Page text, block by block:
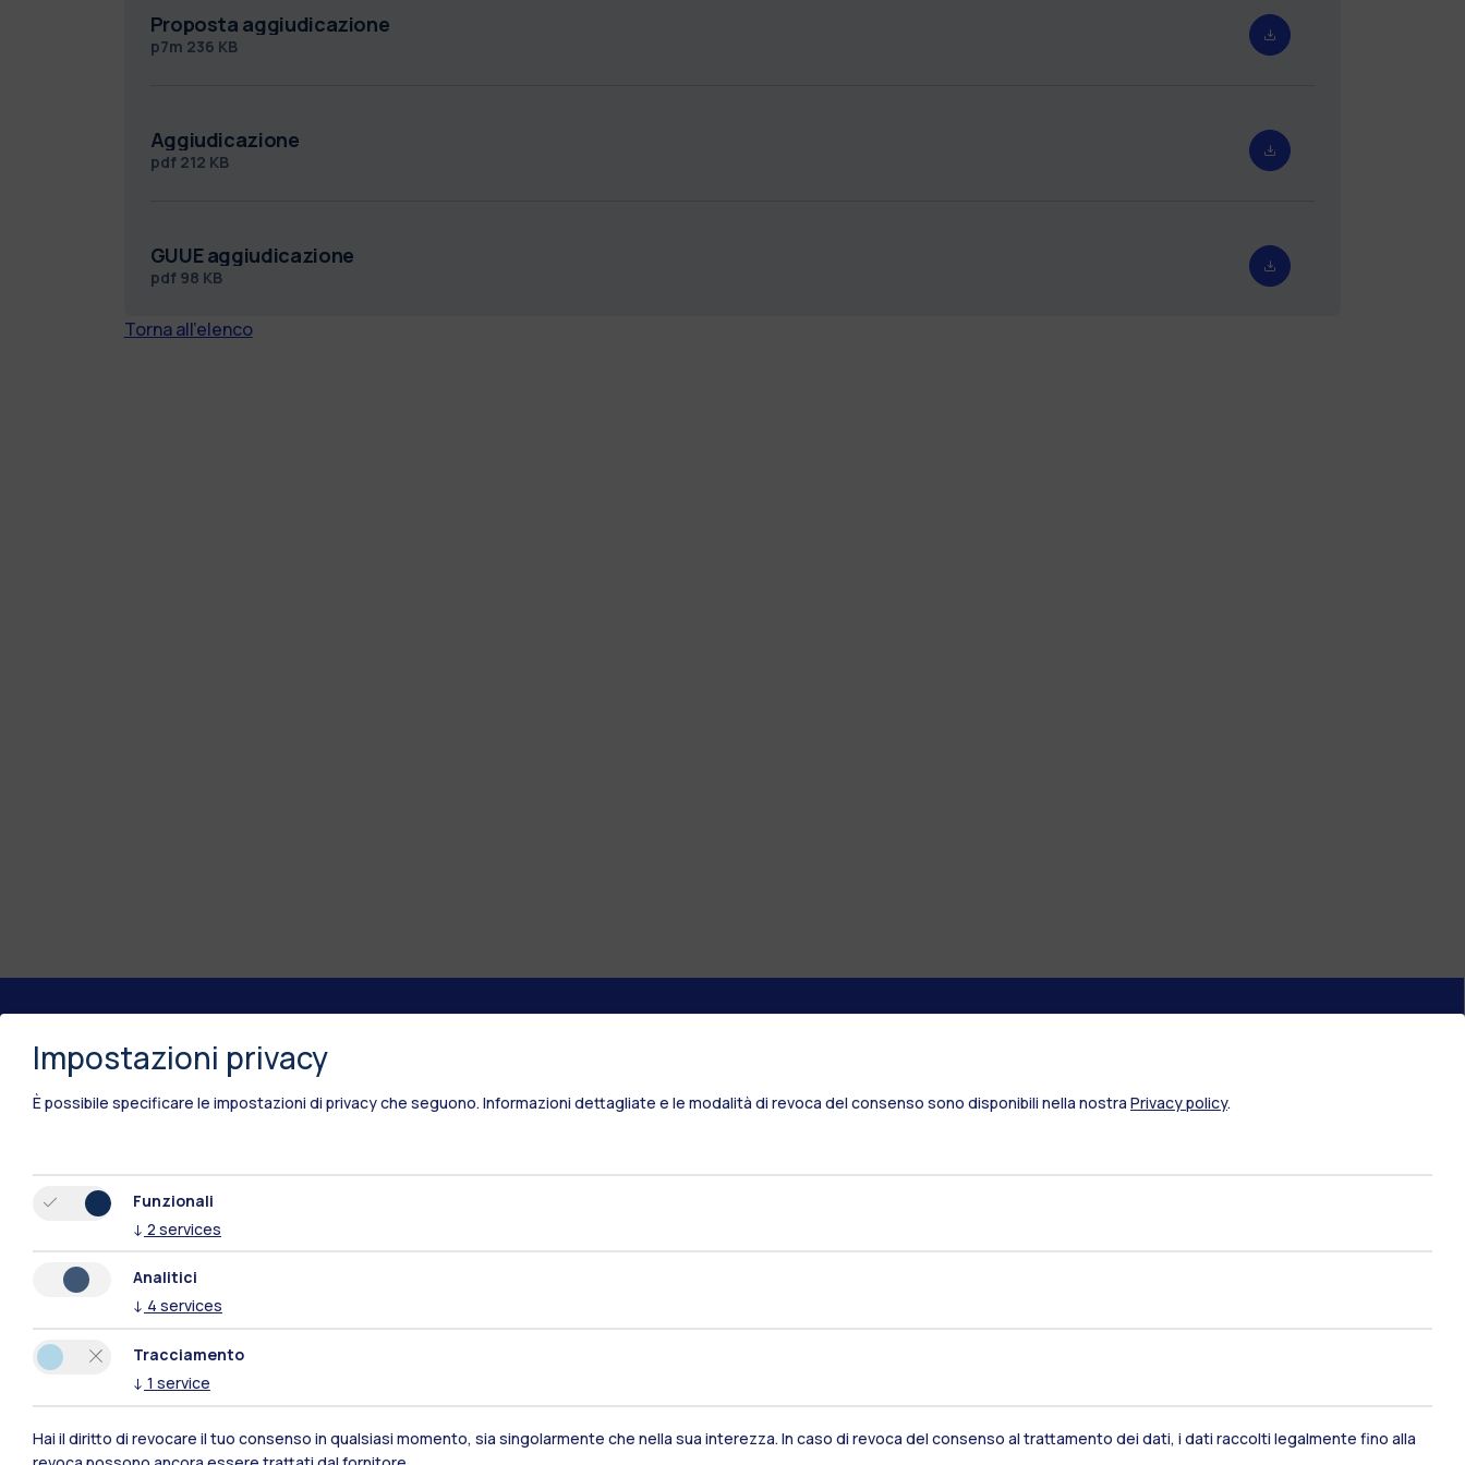
Proposta aggiudicazione
p7m 236 KB
Aggiudicazione
pdf 212 KB
GUUE aggiudicazione
pdf 98 KB
Torna all'elenco
Polimi Community
Milano Leonardo Il Politecnico WeBeep
Impostazioni privacy
È possibile specificare le impostazioni di privacy che seguono. Informazioni dettagliate e le modalità di revoca del consenso sono disponibili nella nostra Privacy policy.
Funzionali
↓ 2 services
Analitici
↓ 4 services
Tracciamento
↓ 1 service
Hai il diritto di revocare il tuo consenso in qualsiasi momento, sia singolarmente che nella sua interezza. In caso di revoca del consenso al trattamento dei dati, i dati raccolti legalmente fino alla